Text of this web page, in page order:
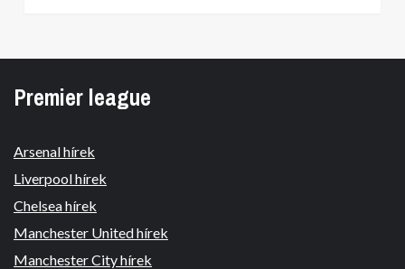
Premier league
Arsenal hírek
Liverpool hírek
Chelsea hírek
Manchester United hírek
Manchester City hírek